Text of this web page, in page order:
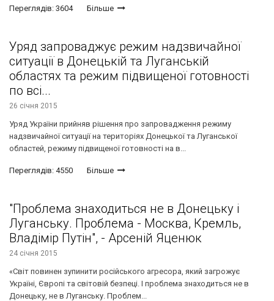
Переглядів: 3604 Більше
Уряд запроваджує режим надзвичайної
ситуації в Донецькій та Луганській
областях та режим підвищеної готовності
по всі...
26 січня 2015
Уряд України прийняв рішення про запровадження режиму
надзвичайної ситуації на територіях Донецької та Луганської
областей, режиму підвищеної готовності на в...
Переглядів: 4550 Більше
"Проблема знаходиться не в Донецьку і
Луганську. Проблема - Моcква, Кремль,
Владімір Путін", - Арсеній Яценюк
24 січня 2015
«Світ повинен зупинити російського агресора, який загрожує
Україні, Європі та світовій безпеці. І проблема знаходиться не в
Донецьку, не в Луганську. Проблем...